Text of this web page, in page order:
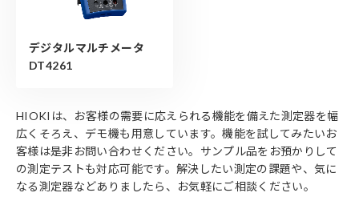
デジタルマルチメータ
DT4261
HIOKIは、お客様の需要に応えられる機能を備えた測定器を幅
広くそろえ、デモ機も用意しています。機能を試してみたいお
客様は是非お問い合わせください。サンプル品をお預かりして
の測定テストも対応可能です。解決したい測定の課題や、気に
なる測定器などありましたら、お気軽にご相談ください。